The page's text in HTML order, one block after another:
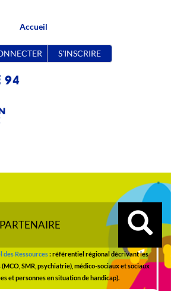
Accueil
S'INSCRIRE
Ressources: référentiel régional décrivant les
SMR, psychiatrie), médico-sociaux et sociaux
et personnes en situation de handicap).